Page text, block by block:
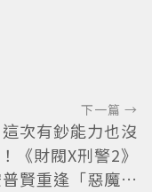
下一篇 →
這次有鈔能力也沒
《財閥X刑警2》
賢重逢「惡魔教